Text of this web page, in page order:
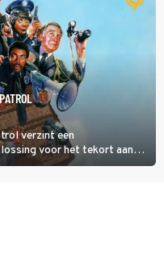
verzint een
voor het tekort aan